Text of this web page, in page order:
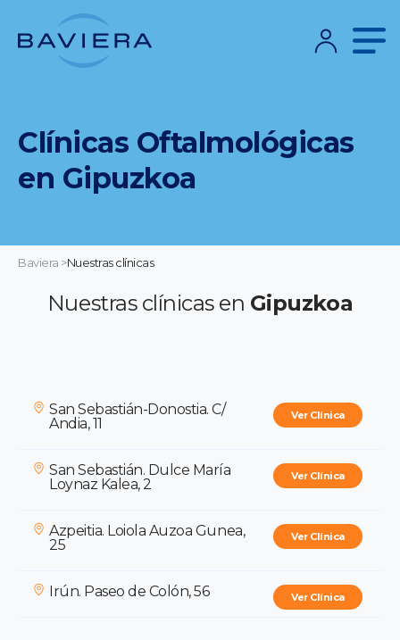
Clínicas Oftalmológicas
en Gipuzkoa
Baviera >Nuestras clínicas
Nuestras clínicas en Gipuzkoa
San Sebastián-Donostia. C/
Andia, 11
Ver Clínica
San Sebastián. Dulce María
Loynaz Kalea, 2
Ver Clínica
Azpeitia. Loiola Auzoa Gunea,
25
Ver Clínica
Irún. Paseo de Colón, 56 Ver Clínica